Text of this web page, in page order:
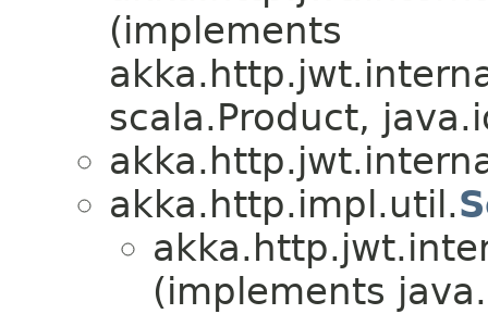
(implements
scala.Product,
akka.http.impl.util.
(implements